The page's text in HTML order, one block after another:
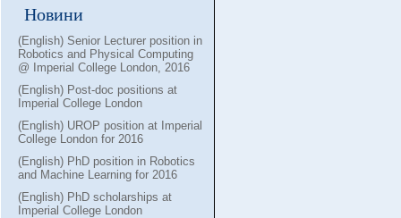
Новини
(English) Senior Lecturer position in
Robotics and Physical Computing
@ Imperial College London, 2016
(English) Post-doc positions at
Imperial College London
(English) UROP position at Imperial
College London for 2016
(English) PhD position in Robotics
and Machine Learning for 2016
(English) PhD scholarships at
Imperial College London